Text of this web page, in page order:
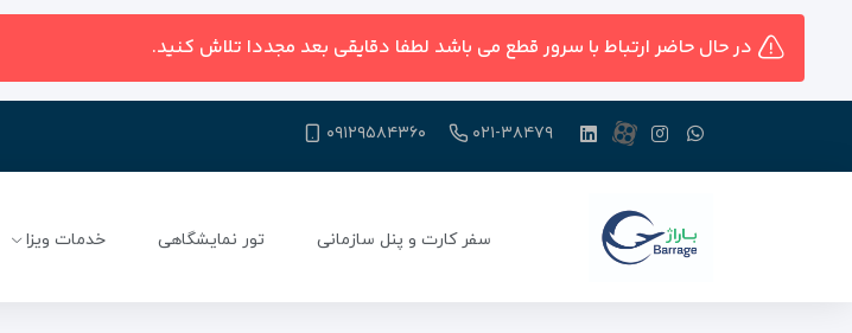
در حال حاضر ارتباط با سرور قطع می باشد لطفا دقایقی بعد مجددا تلاش کنید.
۰۲۱-۳۸۴۷۹ ۰۹۱۲۹۵۸۴۳۶۰
سفر کارت و پنل سازمانی تور نمایشگاهی خدمات ویزا